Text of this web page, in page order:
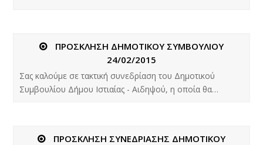
ΠΡΟΣΚΛΗΣΗ ΔΗΜΟΤΙΚΟΥ ΣΥΜΒΟΥΛΙΟΥ
24/02/2015
Σας καλούμε σε τακτική συνεδρίαση του Δημοτικού
Συμβουλίου Δήμου Ιστιαίας - Αιδηψού, η οποία θα…
ΠΡΟΣΚΛΗΣΗ ΣΥΝΕΔΡΙΑΣΗΣ ΔΗΜΟΤΙΚΟΥ